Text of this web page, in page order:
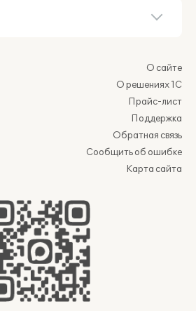
О сайте
О решениях 1С
Прайс-лист
Поддержка
Обратная связь
Сообщить об ошибке
Карта сайта